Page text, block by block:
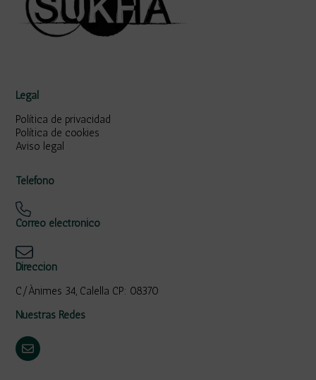
Legal
Política de privacidad
Política de cookies
Aviso legal
Teléfono
Correo electrónico
Dirección
C/Ànimes 34, Calella CP: 08370
Nuestras Redes